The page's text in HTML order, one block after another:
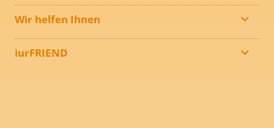
Wir helfen Ihnen
iurFRIEND